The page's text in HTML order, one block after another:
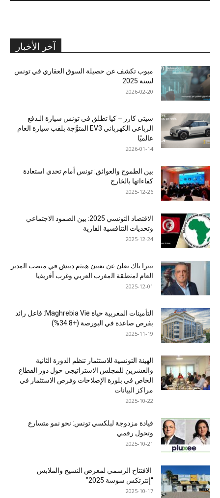
آخر الأخبار
مبوب تكشف عن حصيلة السوق العقاري في تونس
لسنة 2025
2026-02-20
سيتي كارز – كيا تطلق في تونس سيارة الـدفع
الرباعي الكهربائي EV3 المتوَّجة بلقب سيارة العام
عالميًا
2026-01-14
بين الطموح والعوائق: تونس أمام تحدي استعادة
كفاءاتها بالخارج
2025-12-26
الاقتصاد التونسي 2025: بين الصمود الاجتماعي
وتحديات التنافسية القارية
2025-12-24
ﺗﯾﺗرا ﺑﺎك ﺗﻌﻠن ﻋن ﺗﻌﯾﯾن ھﯾﺛم دﺑﯾش ﻓﻲ ﻣﻧﺻب اﻟﻣدﯾر
اﻟﻌﺎم ﻟﻣﻧطﻘﺔ اﻟﻣﻐرب اﻟﻌرﺑﻲ وﻏرب أﻓرﯾﻘﯾﺎ
2025-12-01
التأمينات المغربية حياة Maghrebia Vie: فاعل رائد
بفرص صاعدة في البورصة (+34.8%)
2025-11-19
الهيئة التونسية للاستثمار تنظم الدورة الثانية
والعشرين للمجلس الاستراتيجي حول دور القطاع
الخاص في بلورة الإصلاحات وفرص الاستثمار في
مراكز البيانات
2025-10-22
قيادة مزدوجة لبلكسي تونس: نحو نمو متسارع
وتحول رقمي
2025-10-21
الافتتاح الرسمي لمعرض النسيج والملابس
“إنترتكس سوسة 2025”
2025-10-17